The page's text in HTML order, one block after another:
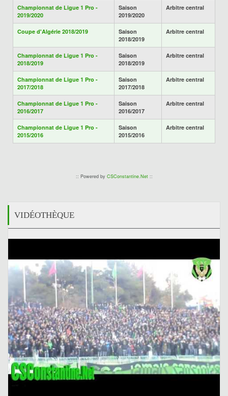
Championnat de Ligue 1 Pro -
2019/2020
Saison
2019/2020
Arbitre central
Coupe d'Algérie 2018/2019
Saison
2018/2019
Arbitre central
Championnat de Ligue 1 Pro -
2018/2019
Saison
2018/2019
Arbitre central
Championnat de Ligue 1 Pro -
2017/2018
Saison
2017/2018
Arbitre central
Championnat de Ligue 1 Pro -
2016/2017
Saison
2016/2017
Arbitre central
Championnat de Ligue 1 Pro -
2015/2016
Saison
2015/2016
Arbitre central
:: Powered by CSConstantine.Net::
VIDÉOTHÈQUE